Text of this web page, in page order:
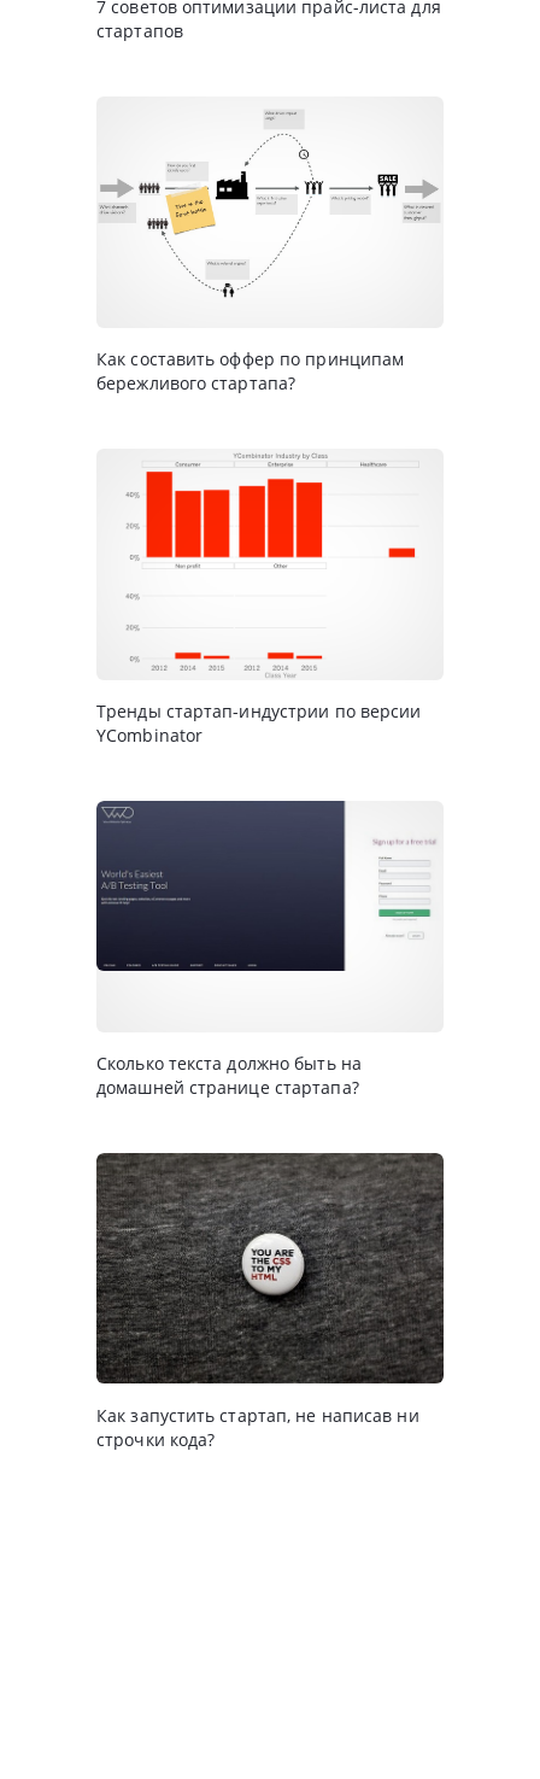
7 советов оптимизации прайс-листа для
стартапов
Как составить оффер по принципам
бережливого стартапа?
Тренды стартап-индустрии по версии
YCombinator
Сколько текста должно быть на
домашней странице стартапа?
Как запустить стартап, не написав ни
строчки кода?